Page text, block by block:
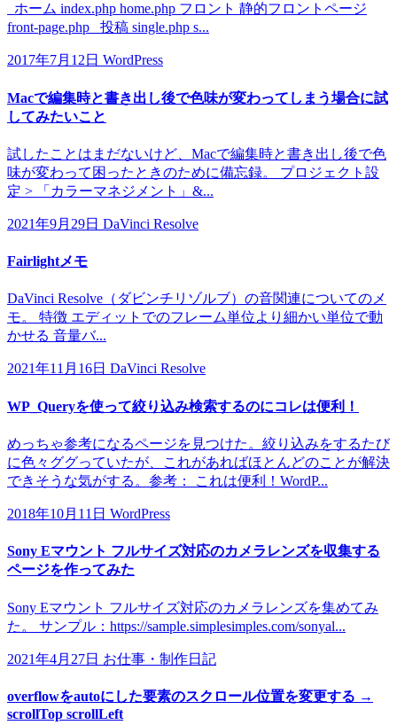
ホーム index.php home.php フロント 静的フロントページ
front-page.php 投稿 single.php s...
2017年7月12日 WordPress
Macで編集時と書き出し後で色味が変わってしまう場合に試
してみたいこと
試したことはまだないけど、Macで編集時と書き出し後で色
味が変わって困ったときのために備忘録。 プロジェクト設
定 > 「カラーマネジメント」&...
2021年9月29日 DaVinci Resolve
Fairlightメモ
DaVinci Resolve（ダビンチリゾルブ）の音関連についてのメ
モ。 特徴 エディットでのフレーム単位より細かい単位で動
かせる 音量バ...
2021年11月16日 DaVinci Resolve
WP_Queryを使って絞り込み検索するのにコレは便利！
めっちゃ参考になるページを見つけた。絞り込みをするたび
に色々ググっていたが、これがあればほとんどのことが解決
できそうな気がする。参考： これは便利！WordP...
2018年10月11日 WordPress
Sony Eマウント フルサイズ対応のカメラレンズを収集する
ページを作ってみた
Sony Eマウント フルサイズ対応のカメラレンズを集めてみ
た。 サンプル：https://sample.simplesimples.com/sonyal...
2021年4月27日 お仕事・制作日記
overflowをautoにした要素のスクロール位置を変更する →
scrollTop scrollLeft